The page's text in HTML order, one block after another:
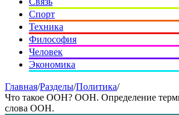
Спорт
Техника
Философия
Человек
Экономика
Главная/Разделы/Политика/
Что такое ООН? ООН. Определение
слова ООН.